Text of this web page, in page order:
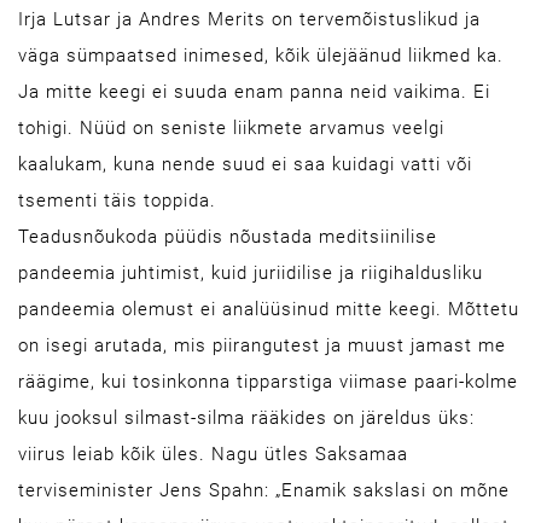
Irja Lutsar ja Andres Merits on tervemõistuslikud ja
väga sümpaatsed inimesed, kõik ülejäänud liikmed ka.
Ja mitte keegi ei suuda enam panna neid vaikima. Ei
tohigi. Nüüd on seniste liikmete arvamus veelgi
kaalukam, kuna nende suud ei saa kuidagi vatti või
tsementi täis toppida.
Teadusnõukoda püüdis nõustada meditsiinilise
pandeemia juhtimist, kuid juriidilise ja riigihaldusliku
pandeemia olemust ei analüüsinud mitte keegi. Mõttetu
on isegi arutada, mis piirangutest ja muust jamast me
räägime, kui tosinkonna tipparstiga viimase paari-kolme
kuu jooksul silmast-silma rääkides on järeldus üks:
viirus leiab kõik üles. Nagu ütles Saksamaa
terviseminister Jens Spahn: „Enamik sakslasi on mõne